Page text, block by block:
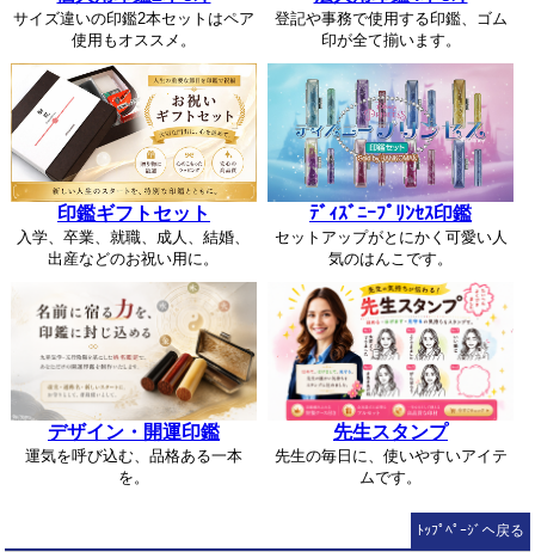
サイズ違いの印鑑2本セットはペア
使用もオススメ。
登記や事務で使用する印鑑、ゴム
印が全て揃います。
印鑑ギフトセット
入学、卒業、就職、成人、結婚、
出産などのお祝い用に。
ﾃﾞｨｽﾞﾆｰﾌﾟﾘﾝｾｽ印鑑
セットアップがとにかく可愛い人
気のはんこです。
デザイン・開運印鑑
運気を呼び込む、品格ある一本
を。
先生スタンプ
先生の毎日に、使いやすいアイテ
ムです。
ﾄｯﾌﾟﾍﾟｰｼﾞへ戻る